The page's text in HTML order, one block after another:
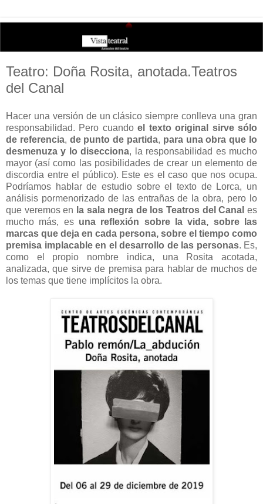
Teatro: Doña Rosita, anotada.Teatros
del Canal
Hacer una versión de un clásico siempre conlleva una gran
responsabilidad. Pero cuandoel texto original sirve sólo
de referencia, de punto de partida, para una obra que lo
desmenuza y lo disecciona, la responsabilidad es mucho
mayor (así como las posibilidades de crear un elemento de
discordia entre el público). Este es el caso que nos ocupa.
Podríamos hablar de estudio sobre el texto de Lorca, un
análisis pormenorizado de las entrañas de la obra, pero lo
que veremos en la sala negra de los Teatros del Canal es
mucho más, es una reflexión sobre la vida, sobre las
marcas que deja en cada persona, sobre el tiempo como
premisa implacable en el desarrollo de las personas. Es,
como el propio nombre indica, una Rosita acotada,
analizada, que sirve de premisa para hablar de muchos de
los temas que tiene implícitos la obra.